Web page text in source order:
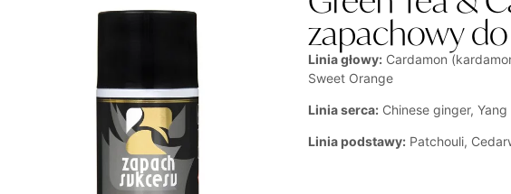
zapachowy
Linia głowy: Cardamon
Sweet Orange
Linia serca: Chinese ginger,
Linia podstawy: Patchouli,